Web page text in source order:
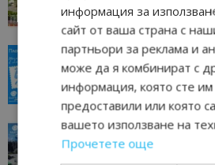
Петрич 11/07/2026
“Пощенска картичка
всички времена
Пловдив 23/06/2026
“Пощенска картичка
традициите,
Перник
информация за
сайт от ваша страна с
партньори за реклама и
може да я комбинират с
информация, която сте им
предоставили или която
вашето използване на
Прочетете още